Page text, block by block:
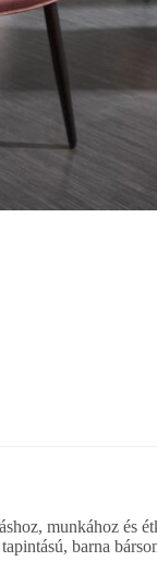
munkához és
barna